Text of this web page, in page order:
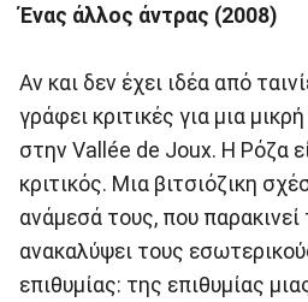
Ένας άλλος άντρας (2008)
Αν και δεν έχει ιδέα από
γράφει κριτικές για μια
στην Vallée de Joux. Η Ρόζα
κριτικός. Μια βιτσιόζικη
ανάμεσά τους, που
ανακαλύψει τους
επιθυμίας: της επιθυμίας